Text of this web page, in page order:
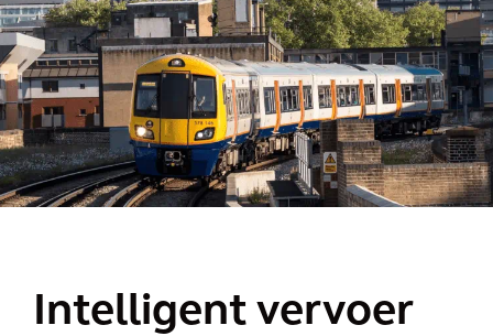
Intelligent vervoer